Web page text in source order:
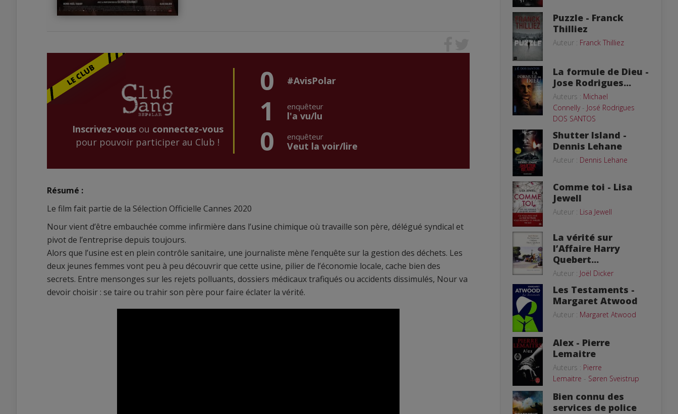
Inscrivez-vousou connectez-vous
pour pouvoir participer au Club !
0 #AvisPolar
1 enquêteur
l'a vu/lu
0 enquêteur
Veut la voir/lire
Résumé :
Le film fait partie de la Sélection Officielle Cannes 2020
Nour vient d’être embauchée comme infirmière dans l’usine chimique où travaille son père, délégué syndical et
pivot de l’entreprise depuis toujours.
Alors que l’usine est en plein contrôle sanitaire, une journaliste mène l’enquête sur la gestion des déchets. Les
deux jeunes femmes vont peu à peu découvrir que cette usine, pilier de l’économie locale, cache bien des
secrets. Entre mensonges sur les rejets polluants, dossiers médicaux trafiqués ou accidents dissimulés, Nour va
devoir choisir : se taire ou trahir son père pour faire éclater la vérité.
Puzzle - Franck
Thilliez
Auteur : Franck Thilliez
La formule de Dieu -
Jose Rodrigues...
Auteurs : Michael
Connelly- José Rodrigues
DOS SANTOS
Shutter Island -
Dennis Lehane
Auteur : Dennis Lehane
Comme toi - Lisa
Jewell
Auteur : Lisa Jewell
La vérité sur
l’Affaire Harry
Quebert...
Auteur : Joël Dicker
Les Testaments -
Margaret Atwood
Auteur : Margaret Atwood
Alex - Pierre
Lemaitre
Auteurs : Pierre
Lemaitre - Søren Sveistrup
Bien connu des
services de police